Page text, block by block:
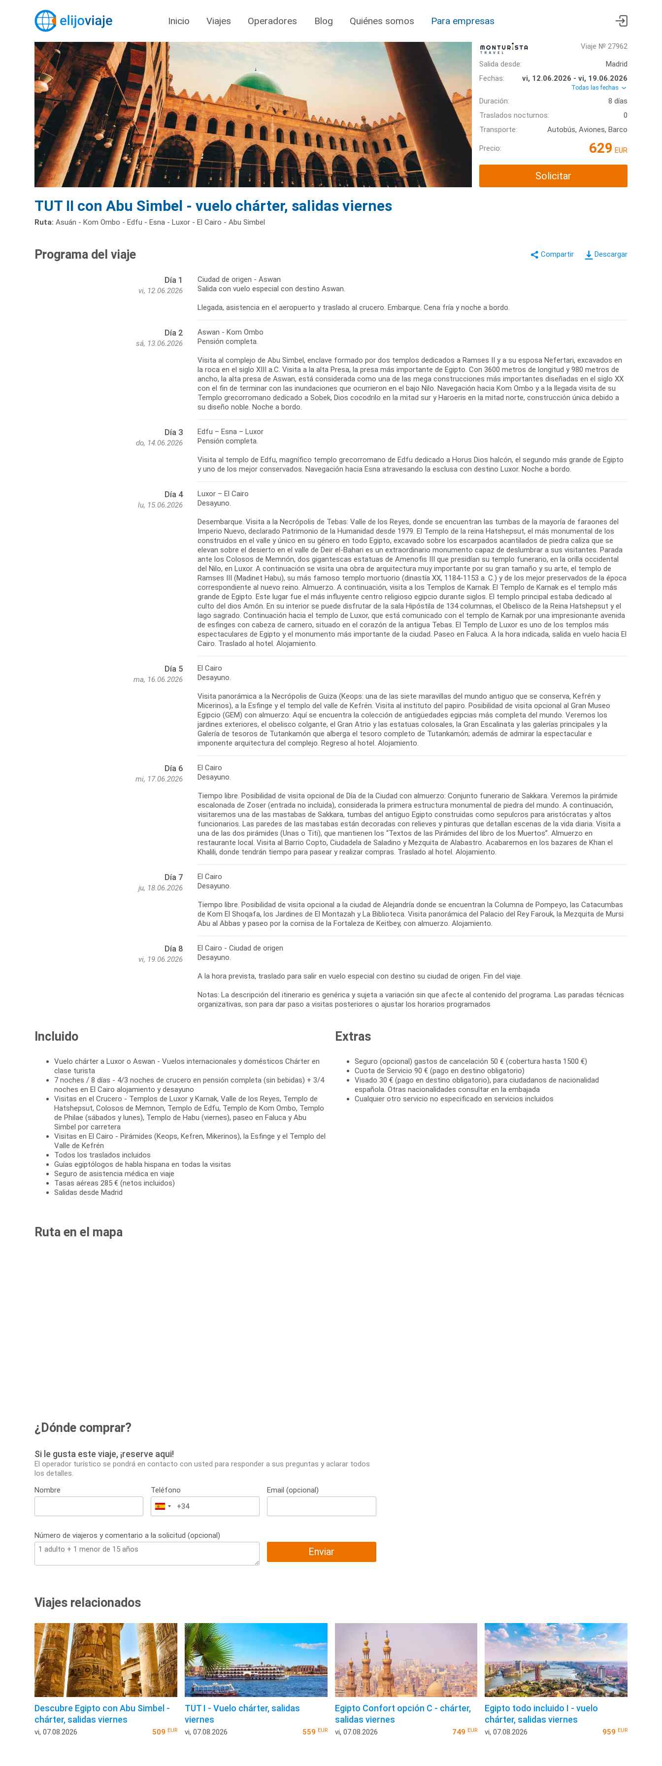
Inicio Viajes Operadores Blog Quiénes somos Para empresas
Viaje № 27962
Salida desde:
Madrid
Fechas:
vi, 12.06.2026 - vi, 19.06.2026
Todas las fechas
Duración:
8 días
Traslados nocturnos:
0
Transporte:
Autobús, Aviones, Barco
Precio: 629 EUR
Solicitar
TUT II con Abu Simbel - vuelo chárter, salidas viernes
Ruta: Asuán - Kom Ombo - Edfu - Esna - Luxor - El Cairo - Abu Simbel
Descargar
Programa del viaje
Día 1
vi, 12.06.2026
Ciudad de origen - Aswan
Salida con vuelo especial con destino Aswan.
Llegada, asistencia en el aeropuerto y traslado al crucero. Embarque. Cena fría y noche a bordo.
Día 2
sá, 13.06.2026
Aswan - Kom Ombo
Pensión completa.
Visita al complejo de Abu Simbel, enclave formado por dos templos dedicados a Ramses II y a su esposa Nefertari, excavados en
la roca en el siglo XIII a.C. Visita a la alta Presa, la presa más importante de Egipto. Con 3600 metros de longitud y 980 metros de
ancho, la alta presa de Aswan, está considerada como una de las mega construcciones más importantes diseñadas en el siglo XX
con el fin de terminar con las inundaciones que ocurrieron en el bajo Nilo. Navegación hacia Kom Ombo y a la llegada visita de su
Templo grecorromano dedicado a Sobek, Dios cocodrilo en la mitad sur y Haroeris en la mitad norte, construcción única debido a
su diseño noble. Noche a bordo.
Día 3
do, 14.06.2026
Edfu – Esna – Luxor
Pensión completa.
Visita al templo de Edfu, magnífico templo grecorromano de Edfu dedicado a Horus Dios halcón, el segundo más grande de Egipto
y uno de los mejor conservados. Navegación hacia Esna atravesando la esclusa con destino Luxor. Noche a bordo.
Día 4
lu, 15.06.2026
Luxor – El Cairo
Desayuno.
Desembarque. Visita a la Necrópolis de Tebas: Valle de los Reyes, donde se encuentran las tumbas de la mayoría de faraones del
Imperio Nuevo, declarado Patrimonio de la Humanidad desde 1979. El Templo de la reina Hatshepsut, el más monumental de los
construidos en el valle y único en su género en todo Egipto, excavado sobre los escarpados acantilados de piedra caliza que se
elevan sobre el desierto en el valle de Deir el-Bahari es un extraordinario monumento capaz de deslumbrar a sus visitantes. Parada
ante los Colosos de Memnón, dos gigantescas estatuas de Amenofis III que presidían su templo funerario, en la orilla occidental
del Nilo, en Luxor. A continuación se visita una obra de arquitectura muy importante por su gran tamaño y su arte, el templo de
Ramses III (Madinet Habu), su más famoso templo mortuorio (dinastía XX, 1184-1153 a. C.) y de los mejor preservados de la época
correspondiente al nuevo reino. Almuerzo. A continuación, visita a los Templos de Karnak. El Templo de Karnak es el templo más
grande de Egipto. Este lugar fue el más influyente centro religioso egipcio durante siglos. El templo principal estaba dedicado al
culto del dios Amón. En su interior se puede disfrutar de la sala Hipóstila de 134 columnas, el Obelisco de la Reina Hatshepsut y el
lago sagrado. Continuación hacia el templo de Luxor, que está comunicado con el templo de Karnak por una impresionante avenida
de esfinges con cabeza de carnero, situado en el corazón de la antigua Tebas. El Templo de Luxor es uno de los templos más
espectaculares de Egipto y el monumento más importante de la ciudad. Paseo en Faluca. A la hora indicada, salida en vuelo hacia El
Cairo. Traslado al hotel. Alojamiento.
Día 5
ma, 16.06.2026
El Cairo
Desayuno.
Visita panorámica a la Necrópolis de Guiza (Keops: una de las siete maravillas del mundo antiguo que se conserva, Kefrén y
Micerinos), a la Esfinge y el templo del valle de Kefrén. Visita al instituto del papiro. Posibilidad de visita opcional al Gran Museo
Egipcio (GEM) con almuerzo: Aquí se encuentra la colección de antigüedades egipcias más completa del mundo. Veremos los
jardines exteriores, el obelisco colgante, el Gran Atrio y las estatuas colosales, la Gran Escalinata y las galerías principales y la
Galería de tesoros de Tutankamón que alberga el tesoro completo de Tutankamón; además de admirar la espectacular e
imponente arquitectura del complejo. Regreso al hotel. Alojamiento.
Día 6
mi, 17.06.2026
El Cairo
Desayuno.
Tiempo libre. Posibilidad de visita opcional de Día de la Ciudad con almuerzo: Conjunto funerario de Sakkara. Veremos la pirámide
escalonada de Zoser (entrada no incluida), considerada la primera estructura monumental de piedra del mundo. A continuación,
visitaremos una de las mastabas de Sakkara, tumbas del antiguo Egipto construidas como sepulcros para aristócratas y altos
funcionarios. Las paredes de las mastabas están decoradas con relieves y pinturas que detallan escenas de la vida diaria. Visita a
una de las dos pirámides (Unas o Titi), que mantienen los “Textos de las Pirámides del libro de los Muertos”. Almuerzo en
restaurante local. Visita al Barrio Copto, Ciudadela de Saladino y Mezquita de Alabastro. Acabaremos en los bazares de Khan el
Khalili, donde tendrán tiempo para pasear y realizar compras. Traslado al hotel. Alojamiento.
Día 7
ju, 18.06.2026
El Cairo
Desayuno.
Tiempo libre. Posibilidad de visita opcional a la ciudad de Alejandría donde se encuentran la Columna de Pompeyo, las Catacumbas
de Kom El Shoqafa, los Jardines de El Montazah y La Biblioteca. Visita panorámica del Palacio del Rey Farouk, la Mezquita de Mursi
Abu al Abbas y paseo por la cornisa de la Fortaleza de Keitbey, con almuerzo. Alojamiento.
Día 8
vi, 19.06.2026
El Cairo - Ciudad de origen
Desayuno.
A la hora prevista, traslado para salir en vuelo especial con destino su ciudad de origen. Fin del viaje.
Notas: La descripción del itinerario es genérica y sujeta a variación sin que afecte al contenido del programa. Las paradas técnicas
organizativas, son para dar paso a visitas posteriores o ajustar los horarios programados
Incluido
Vuelo chárter a Luxor o Aswan - Vuelos internacionales y domésticos Chárter en
clase turista
7 noches / 8 días - 4/3 noches de crucero en pensión completa (sin bebidas) + 3/4
noches en El Cairo alojamiento y desayuno
Visitas en el Crucero - Templos de Luxor y Karnak, Valle de los Reyes, Templo de
Hatshepsut, Colosos de Memnon, Templo de Edfu, Templo de Kom Ombo, Templo
de Philae (sábados y lunes), Templo de Habu (viernes), paseo en Faluca y Abu
Simbel por carretera
Visitas en El Cairo - Pirámides (Keops, Kefren, Mikerinos), la Esfinge y el Templo del
Valle de Kefrén
Todos los traslados incluidos
Guías egiptólogos de habla hispana en todas la visitas
Seguro de asistencia médica en viaje
Tasas aéreas 285 € (netos incluidos)
Salidas desde Madrid
Extras
Seguro (opcional) gastos de cancelación 50 € (cobertura hasta 1500 €)
Cuota de Servicio 90 € (pago en destino obligatorio)
Visado 30 € (pago en destino obligatorio), para ciudadanos de nacionalidad
española. Otras nacionalidades consultar en la embajada
Cualquier otro servicio no especificado en servicios incluidos
Ruta en el mapa
¿Dónde comprar?
Si le gusta este viaje, ¡reserve aqui!
El operador turístico se pondrá en contacto con usted para responder a sus preguntas y aclarar todos
los detalles.
Nombre
Teléfono
España
+34
Email (opcional)
Número de viajeros y comentario a la solicitud (opcional)
Enviar
Viajes relacionados
Descubre Egipto con Abu Simbel -
chárter, salidas viernes
vi, 07.08.2026 509 EUR
TUT I - Vuelo chárter, salidas
viernes
vi, 07.08.2026 559 EUR
Egipto Confort opción C - chárter,
salidas viernes
vi, 07.08.2026 749EUR
Egipto todo incluido I - vuelo
chárter, salidas viernes
vi, 07.08.2026 959 EUR